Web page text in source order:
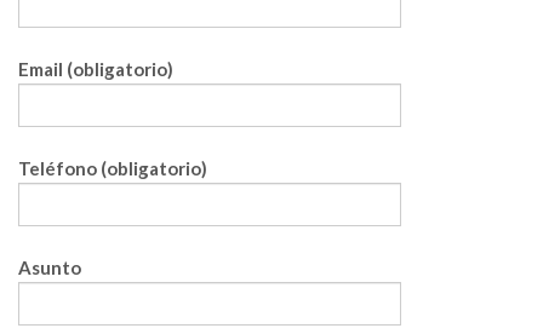
Email (obligatorio)
Teléfono (obligatorio)
Asunto